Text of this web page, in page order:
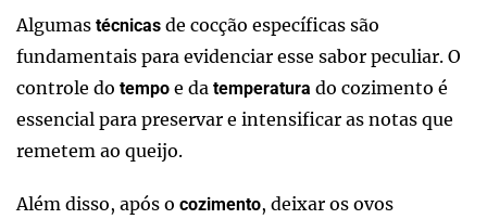
Algumas técnicas de cocção específicas são
fundamentais para evidenciar esse sabor peculiar. O
controle do tempo e da temperatura do cozimento é
essencial para preservar e intensificar as notas que
remetem ao queijo.
Além disso, após o cozimento, deixar os ovos